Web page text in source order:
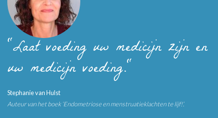
"Laat voeding uw medicijn zijn en
uw medicijn voeding."
Stephanie van Hulst
Auteur van het boek ‘Endometriose en menstruatieklachten te lijf!’.